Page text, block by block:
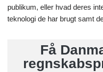
publikum, eller hvad deres
teknologi de har brugt samt
Få